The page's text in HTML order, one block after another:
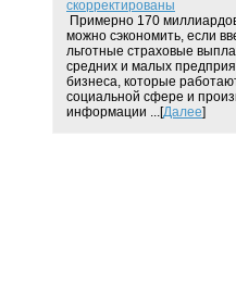
скорректированы
Примерно 170
можно сэкономить, если
льготные страховые
средних и малых
бизнеса, которые
социальной сфере и
информации ...[Далее]